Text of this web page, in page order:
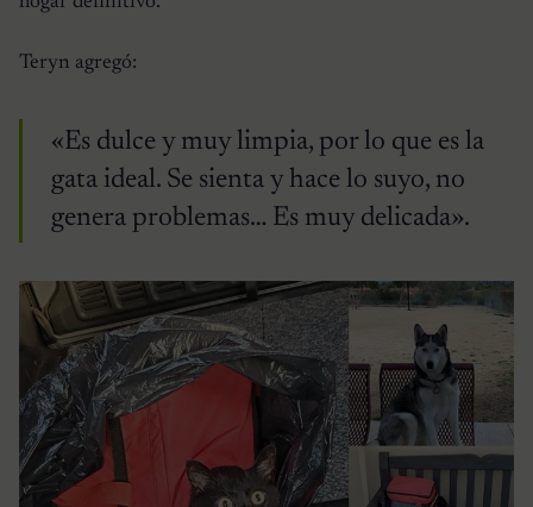
Teryn agregó:
«Es dulce y muy limpia, por lo que es la
gata ideal. Se sienta y hace lo suyo, no
genera problemas… Es muy delicada».